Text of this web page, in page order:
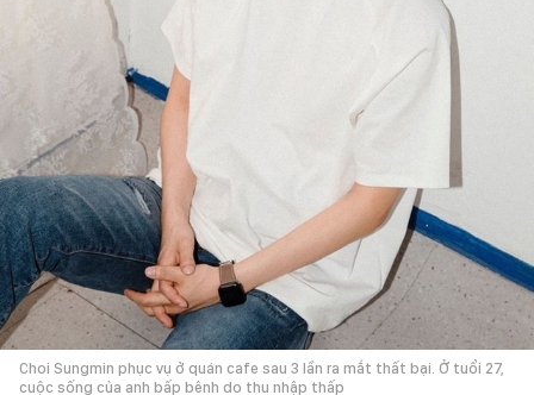
Choi Sungmin phục vụ ở quán cafe sau 3 lần ra mắt thất bại. Ở tuổi 27,
cuộc sống của anh bấp bênh do thu nhập thấp